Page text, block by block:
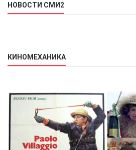
НОВОСТИ СМИ2
КИНОМЕХАНИКА